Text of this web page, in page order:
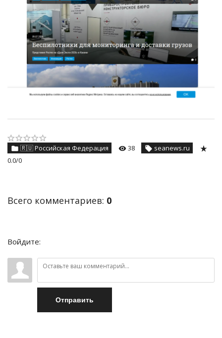
🇷🇺 Российская Федерация 38
seanews.ru
0.0/0
Всего комментариев: 0
Войдите:
Отправить